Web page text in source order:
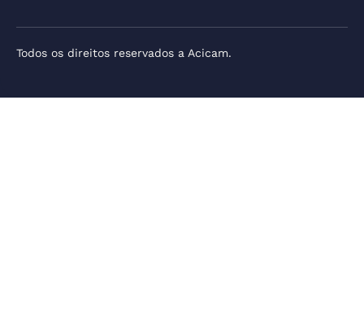
Todos os direitos reservados a Acicam.